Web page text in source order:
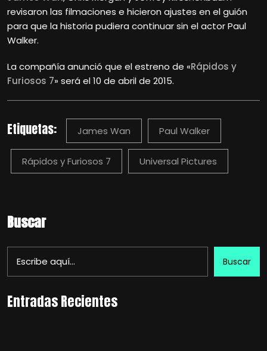
revisaron las filmaciones e hicieron ajustes en el guión
para que la historia pudiera continuar sin el actor Paul
Walker.
La compañía anunció que el estreno de «Rápidos y
Furiosos 7» será el 10 de abril de 2015.
Etiquetas: James Wan Paul Walker
Rápidos y Furiosos 7 Universal Pictures
Buscar
Buscar
Entradas Recientes